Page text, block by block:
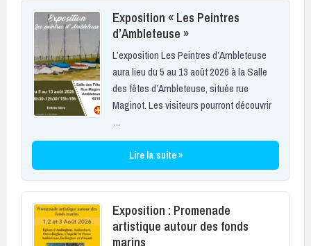
Exposition « Les Peintres
d’Ambleteuse »
L’exposition Les Peintres d’Ambleteuse
aura lieu du 5 au 13 août 2026 à la Salle
des fêtes d’Ambleteuse, située rue
Maginot. Les visiteurs pourront découvrir
…
Lire la suite »
Exposition : Promenade
artistique autour des fonds
marins